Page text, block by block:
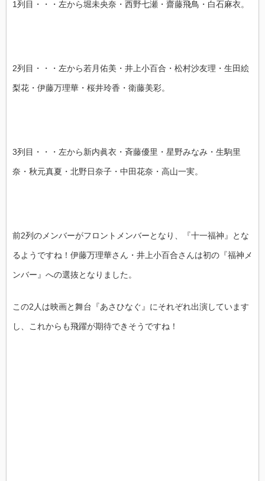
1列目・・・左から堀未央奈・西野七瀬・齋藤飛鳥・白石麻衣。
2列目・・・左から若月佑美・井上小百合・松村沙友理・生田絵
梨花・伊藤万理華・桜井玲香・衛藤美彩。
3列目・・・左から新内眞衣・斉藤優里・星野みなみ・生駒里
奈・秋元真夏・北野日奈子・中田花奈・高山一実。
前2列のメンバーがフロントメンバーとなり、『十一福神』とな
るようですね！伊藤万理華さん・井上小百合さんは初の『福神メ
ンバー』への選抜となりました。
この2人は映画と舞台『あさひなぐ』にそれぞれ出演しています
し、これからも飛躍が期待できそうですね！